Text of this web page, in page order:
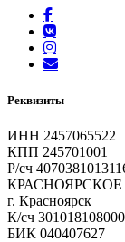
Реквизиты
ИНН 2457065522
КПП 245701001
Р/сч
г. Красноярск
К/сч
БИК 040407627